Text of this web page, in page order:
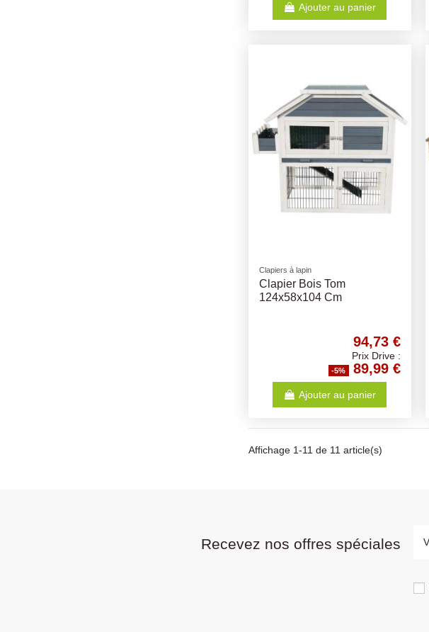
Ajouter au panier
Clapiers à lapin
Clapier Bois Tom
124x58x104 Cm
94,73 €
Prix Drive :
-5% 89,99 €
Ajouter au panier
Affichage 1-11 de 11 article(s)
Recevez nos offres spéciales